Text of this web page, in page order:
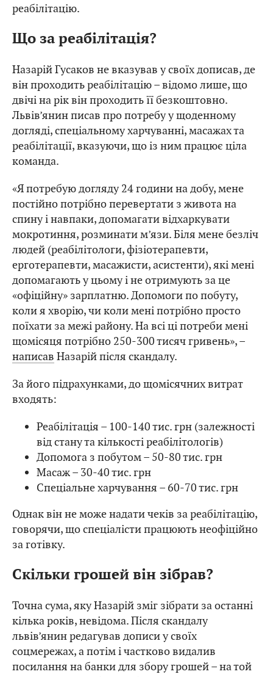
реабілітацію.
Що за реабілітація?
Назарій Гусаков не вказував у своїх дописав, де
він проходить реабілітацію – відомо лише, що
двічі на рік він проходить її безкоштовно.
Львів’янин писав про потребу у щоденному
догляді, спеціальному харчуванні, масажах та
реабілітації, вказуючи, що із ним працює ціла
команда.
«Я потребую догляду 24 години на добу, мене
постійно потрібно перевертати з живота на
спину і навпаки, допомагати відхаркувати
мокротиння, розминати м’язи. Біля мене безліч
людей (реабілітологи, фізіотерапевти,
ерготерапевти, масажисти, асистенти), які мені
допомагають у цьому і не отримують за це
«офіційну» зарплатню. Допомоги по побуту,
коли я хворію, чи коли мені потрібно просто
поїхати за межі району. На всі ці потреби мені
щомісяця потрібно 250-300 тисяч гривень», –
написав Назарій після скандалу.
За його підрахунками, до щомісячних витрат
входять:
Реабілітація – 100-140 тис. грн (залежності
від стану та кількості реабілітологів)
Допомога з побутом – 50-80 тис. грн
Масаж – 30-40 тис. грн
Спеціальне харчування – 60-70 тис. грн
Однак він не може надати чеків за реабілітацію,
говорячи, що спеціалісти працюють неофіційно
за готівку.
Скільки грошей він зібрав?
Точна сума, яку Назарій зміг зібрати за останні
кілька років, невідома. Після скандалу
львів’янин редагував дописи у своїх
соцмережах, а потім і частково видалив
посилання на банки для збору грошей – на той